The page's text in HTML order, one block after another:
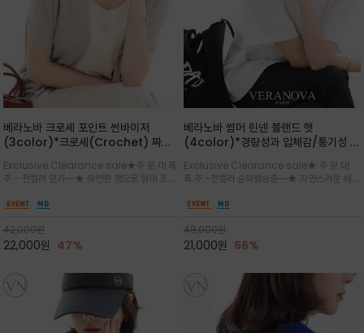
베라노바 크로셰 포인트 썬바이저
(3color)*크로셰(Crochet) 짜임
미닌한 무드를 연출/벨크로 타입이라 휴
대도 간편
Exclusive Clearance sale★주.문.대.폭.
주 - 전컬러 인기~~★ 유연한 챙으로 형태 조절
말아 휴대하기 좋고, 챙의 모양을 살짝 바꿀 수 있
용성을 모두 갖춘 아이템
42,000원
22,000원 47%
베라노바 썸머 린넨 블랜드 햇
(4color)*경량성과 입체감/통기성 좋
쾌적하게 착용/ 뒷트임 있어서 헤어스타
일링에도 편하게 쓰실수 있습니다
Exclusive Clearance sale★ 주.문.대.
폭.주 -전컬러 순차발송중~~★ 자연스러운 쉐입
련된 포인트/베이직한 컬러 구성으로 어떤 스타
용도 높은 아이템
48,000원
21,000원 56%